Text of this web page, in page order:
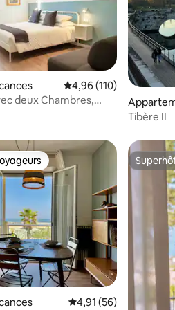
Évaluation moyenne
4,96 (110)
deux Chambres,
Tibère II
Évaluation moyenne
4,91 (56)